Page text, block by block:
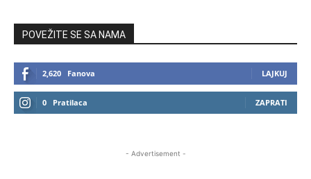
POVEŽITE SE SA NAMA
2,620 Fanova LAJKUJ
0 Pratilaca ZAPRATI
- Advertisement -